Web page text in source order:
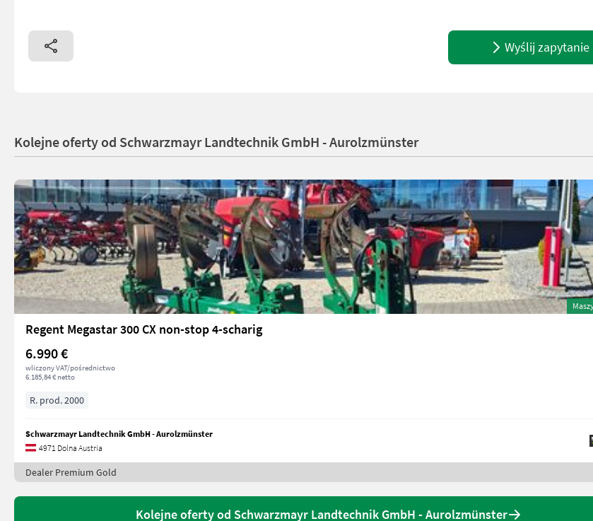
Wyślij zapytanie
Kolejne oferty od Schwarzmayr Landtechnik GmbH - Aurolzmünster
Regent Megastar 300 CX non-stop 4-scharig
6.990 €
wliczony VAT/pośrednictwo
6.185,84 € netto
R. prod. 2000
Schwarzmayr Landtechnik GmbH - Aurolzmünster
4971 Dolna Austria
Dealer Premium Gold
Kolejne oferty od Schwarzmayr Landtechnik GmbH - Aurolzmünster